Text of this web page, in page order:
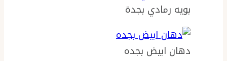
بويه رمادي بجدة
دهان ابيض بجده